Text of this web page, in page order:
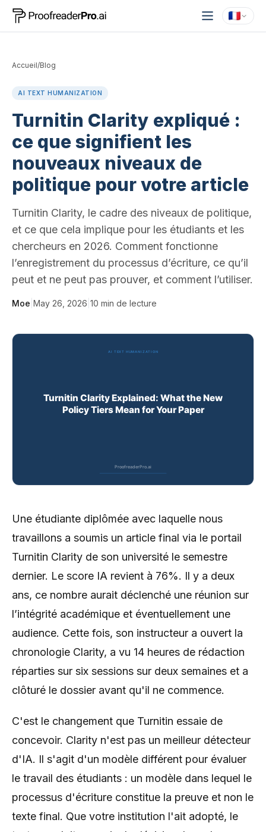
Accueil/Blog
AI TEXT HUMANIZATION
Turnitin Clarity expliqué :
ce que signifient les
nouveaux niveaux de
politique pour votre article
Turnitin Clarity, le cadre des niveaux de politique,
et ce que cela implique pour les étudiants et les
chercheurs en 2026. Comment fonctionne
l’enregistrement du processus d’écriture, ce qu’il
peut et ne peut pas prouver, et comment l’utiliser.
Moe May 26, 2026 10 min de lecture
Une étudiante diplômée avec laquelle nous
travaillons a soumis un article final via le portail
Turnitin Clarity de son université le semestre
dernier. Le score IA revient à 76%. Il y a deux
ans, ce nombre aurait déclenché une réunion sur
l’intégrité académique et éventuellement une
audience. Cette fois, son instructeur a ouvert la
chronologie Clarity, a vu 14 heures de rédaction
réparties sur six sessions sur deux semaines et a
clôturé le dossier avant qu'il ne commence.
C'est le changement que Turnitin essaie de
concevoir. Clarity n'est pas un meilleur détecteur
d'IA. Il s'agit d'un modèle différent pour évaluer
le travail des étudiants : un modèle dans lequel le
processus d'écriture constitue la preuve et non le
texte final. Que votre institution l'ait adopté, le